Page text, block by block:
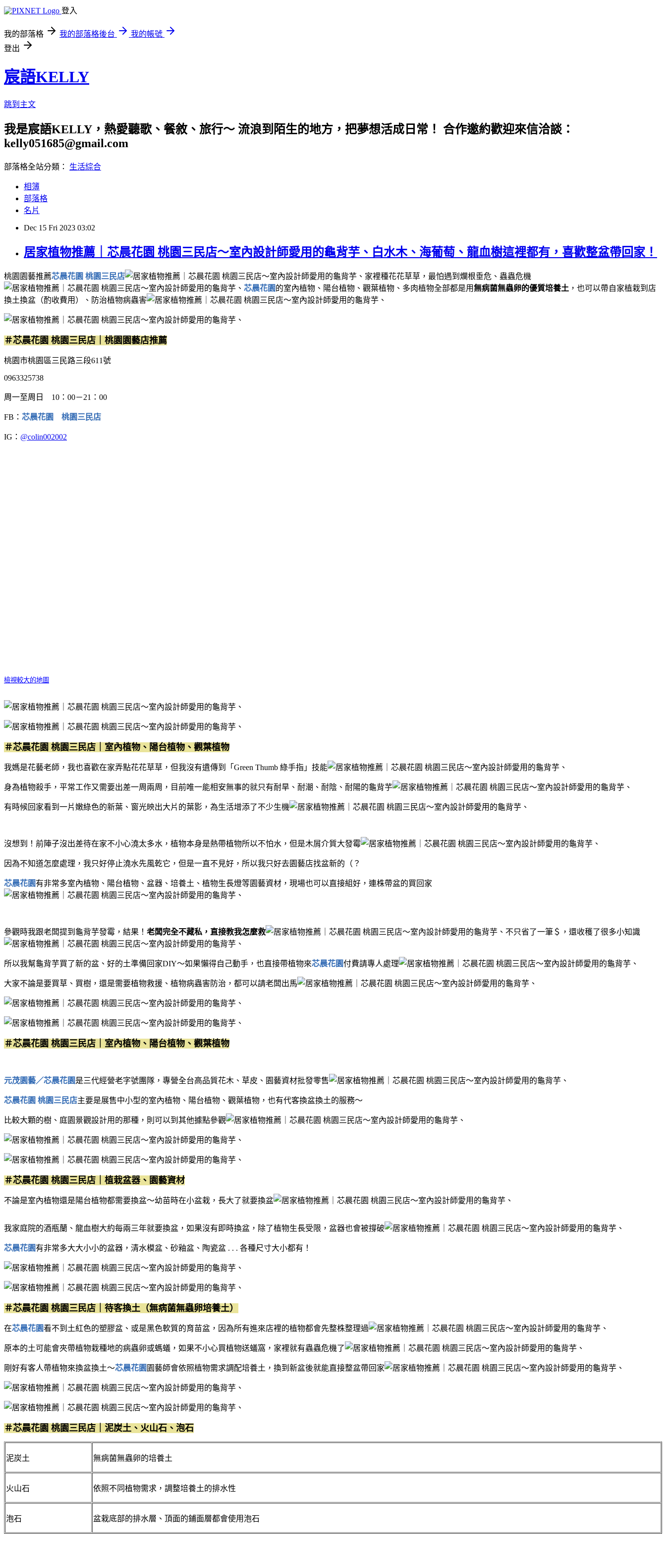
登入
我的部落格 我的部落格後台
我的帳號
登出
宸語KELLY
跳到主文
我是宸語KELLY，熱愛聽歌、餐敘、旅行～ 流浪到陌生的地方，把夢想活成日常！ 合作邀約歡迎來信洽談：
kelly051685@gmail.com
部落格全站分類： 生活綜合
相簿
部落格
名片
Dec 15 Fri 2023 03:02
居家植物推薦｜芯晨花園 桃園三民店～室內設計師愛用的龜背芋、白水木、海葡萄、龍血樹這裡都有，喜歡整盆帶回家！
桃園園藝推薦芯晨花園 桃園三民店
家裡種花花草草，最怕遇到爛根垂危、蟲蟲危機
芯晨花園的室內植物、陽台植物、觀葉植物、多肉植物全部都是用無病菌無蟲卵的優質培養土 ，也可以帶自家植栽到店
換土換盆（酌收費用）、防治植物病蟲害
＃芯晨花園 桃園三民店｜桃園園藝店推薦
桃園市桃園區三民路三段611號
0963325738
周一至周日 10：00－21：00
FB： 芯晨花園 桃園三民店
IG： @colin002002
檢視較大的地圖
＃芯晨花園 桃園三民店｜室內植物、陽台植物、觀葉植物
我媽是花藝老師，我也喜歡在家弄點花花草草，但我沒有遺傳到「Green Thumb 綠手指」技能
身為植物殺手，平常工作又需要出差一周兩周，目前唯一能相安無事的就只有耐旱、耐潮、耐陰、耐陽的龜背芋
有時候回家看到一片嫩綠色的新葉、窗光映出大片的葉影，為生活增添了不少生機
沒想到！前陣子沒出差待在家不小心澆太多水，植物本身是熱帶植物所以不怕水，但是木屑介質大發霉
因為不知道怎麼處理，我只好停止澆水先風乾它，但是一直不見好，所以我只好去園藝店找盆新的（？
芯晨花園有非常多室內植物、陽台植物、盆器、培養土、植物生長燈等園藝資材，現場也可以直接組好，連株帶盆的買回家
參觀時我跟老闆提到龜背芋發霉，結果！ 老闆完全不藏私，直接教我怎麼救 不只省了一筆＄，還收穫了很多小知識
所以我幫龜背芋買了新的盆、好的土準備回家DIY～如果懶得自己動手，也直接帶植物來芯晨花園付費請專人處理
大家不論是要買草、買樹，還是需要植物救援、植物病蟲害防治，都可以請老闆出馬
＃芯晨花園 桃園三民店｜室內植物、陽台植物、觀葉植物
元茂園藝／芯晨花園是三代經營老字號團隊，專營全台高品質花木、草皮、園藝資材批發零售
芯晨花園 桃園三民店主要是展售中小型的室內植物、陽台植物、觀葉植物，也有代客換盆換土的服務～
比較大顆的樹、庭園景觀設計用的那種，則可以到其他據點參觀
＃芯晨花園 桃園三民店｜植栽盆器、園藝資材
不論是室內植物還是陽台植物都需要換盆～幼苗時在小盆栽，長大了就要換盆
我家庭院的酒瓶蘭、龍血樹大約每兩三年就要換盆，如果沒有即時換盆，除了植物生長受限，盆器也會被撐破
芯晨花園有非常多大大小小的盆器，清水模盆、砂釉盆、陶瓷盆 . . . 各種尺寸大小都有！
＃芯晨花園 桃園三民店｜待客換土（無病菌無蟲卵培養土）
在芯晨花園看不到土紅色的塑膠盆、或是黑色軟質的育苗盆，因為所有進來店裡的植物都會先整株整理過
原本的土可能會夾帶植物栽種地的病蟲卵或螞蟻，如果不小心買植物送蟻窩，家裡就有蟲蟲危機了
剛好有客人帶植物來換盆換土～芯晨花園 園藝師會依照植物需求調配培養土，換到新盆後就能直接整盆帶回家
＃芯晨花園 桃園三民店｜泥炭土、火山石、泡石
泥炭土 無病菌無蟲卵的培養土
火山石 依照不同植物需求，調整培養土的排水性
泡石 盆栽底部的排水層、頂面的鋪面層都會使用泡石